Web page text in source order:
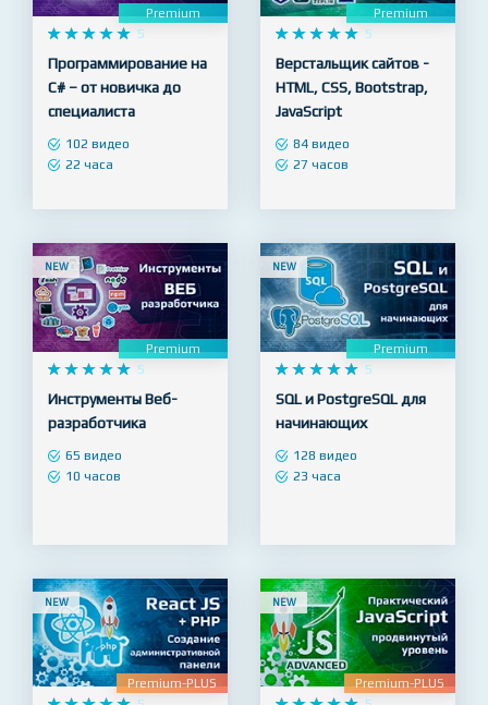

  
    5
Программирование на
C# – от новичка до
специалиста
    
     5
Верстальщик сайтов -
HTML, CSS, Bootstrap,
JavaScript
NEW
Premium
    
     5
Инструменты Веб-
разработчика
NEW
Premium
    
     5
SQL и PostgreSQL для
начинающих
NEW NEW